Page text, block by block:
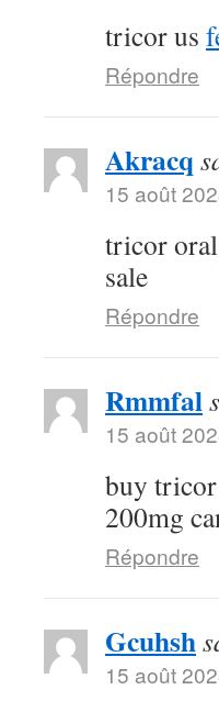
tricor us
Répondre
Akracq
15 août
tricor oral
sale
Répondre
Rmmfal
15 août
buy
200mg
Répondre
Gcuhsh
15 août